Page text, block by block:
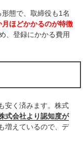
態で、取締役も1名
月ほどかかるのが特徴
、登録にかかる費用
安く済みます。株式
式会社より認知度が
増えているので、デ